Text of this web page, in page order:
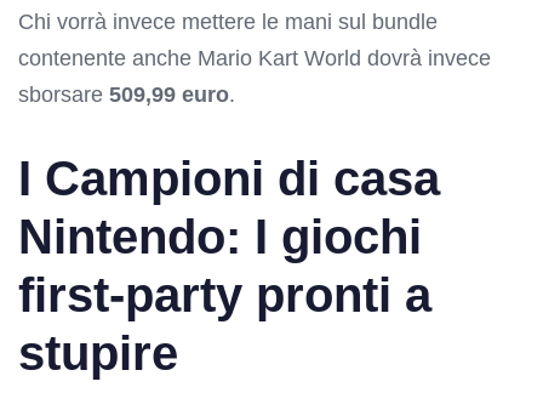
Chi vorrà invece mettere le mani sul bundle
contenente anche Mario Kart World dovrà invece
sborsare 509,99 euro.
I Campioni di casa
Nintendo: I giochi
first-party pronti a
stupire